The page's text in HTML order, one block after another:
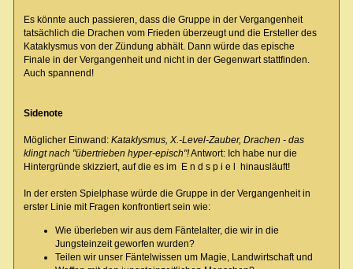
Es könnte auch passieren, dass die Gruppe in der Vergangenheit
tatsächlich die Drachen vom Frieden überzeugt und die Ersteller des
Kataklysmus von der Zündung abhält. Dann würde das epische
Finale in der Vergangenheit und nicht in der Gegenwart stattfinden.
Auch spannend!
Sidenote
Möglicher Einwand: Kataklysmus, X.-Level-Zauber, Drachen - das
klingt nach "übertrieben hyper-episch"!Antwort: Ich habe nur die
Hintergründe skizziert, auf die es im E n d s p i e l hinausläuft!
In der ersten Spielphase würde die Gruppe in der Vergangenheit in
erster Linie mit Fragen konfrontiert sein wie:
Wie überleben wir aus dem Fäntelalter, die wir in die
Jungsteinzeit geworfen wurden?
Teilen wir unser Fäntelwissen um Magie, Landwirtschaft und